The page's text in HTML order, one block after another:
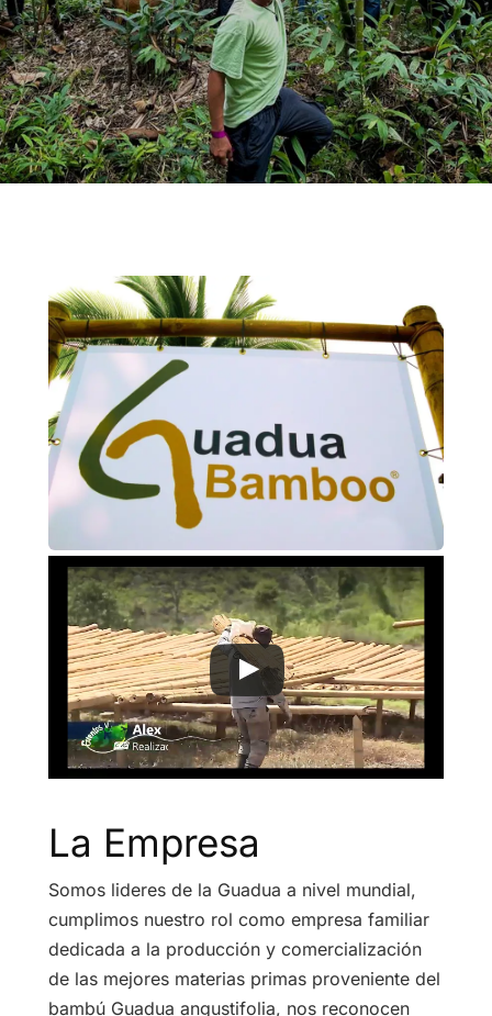
La Empresa
Somos lideres de la Guadua a nivel mundial,
cumplimos nuestro rol como empresa familiar
dedicada a la producción y comercialización
de las mejores materias primas proveniente del
bambú Guadua angustifolia, nos reconocen